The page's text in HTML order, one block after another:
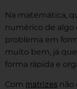
Na matemática,
numérico de
problema em
muito bem, já
forma rápida e
Com matrizes não